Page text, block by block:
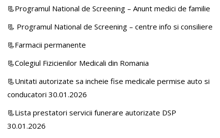
📃Programul National de Screening – Anunt medici de familie
📃 Programul National de Screening – centre info si consiliere
📃Farmacii permanente
📃Colegiul Fizicienilor Medicali din Romania
📃Unitati autorizate sa incheie fise medicale permise auto si
conducatori 30.01.2026
📃Lista prestatori servicii funerare autorizate DSP
30.01.2026